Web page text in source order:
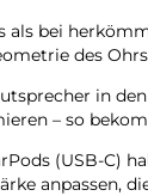
als bei
des
in
– so
(USB-C)
anpassen,